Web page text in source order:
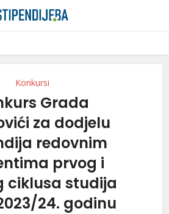
Konkursi
Grada
za dodjelu
redovnim
prvog i
ciklusa studija
24. godinu